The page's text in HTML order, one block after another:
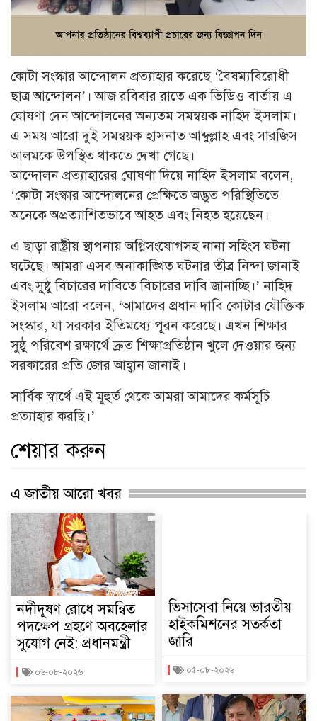
কোটা সংস্কার আন্দোলন প্রত্যাহার করেছে ‘বৈষম্যবিরোধী
ছাত্র আন্দোলন’। আজ রবিবার রাতে এক ভিডিও বার্তায় এ
ঘোষণা দেন আন্দোলনের অন্যতম সমন্বয়ক নাহিদ ইসলাম।
এ সময় আরো দুই সমন্বয়ক হাসনাত আব্দুল্লাহ এবং সারজিস
আলমকে উপস্থিত থাকতে দেখা গেছে।
আন্দোলন প্রত্যাহারের ঘোষণা দিয়ে নাহিদ ইসলাম বলেন,
‘কোটা সংস্কার আন্দোলনের প্রেক্ষিতে অদ্ভুত পরিস্থিতিতে
অনেকে অপ্রত্যাশিতভাবে আহত এবং নিহত হয়েছেন।
এ ছাড়া রাষ্ট্রীয় স্থাপনায় অগ্নিসংযোগসহ নানা সহিংস ঘটনা
ঘটেছে। আমরা এসব অনাকাঙ্খিত ঘটনার তীব্র নিন্দা জানাই
এবং সুষ্ঠু বিচারের দাবিতে বিচারের দাবি জানাচ্ছি।’ নাহিদ
ইসলাম আরো বলেন, ‘আমাদের প্রধান দাবি কোটার যৌক্তিক
সংস্কার, যা সরকার ইতিমধ্যে পূরন করেছে। এখন শিক্ষার
সুষ্ঠু পরিবেশ রক্ষার্থে দ্রুত শিক্ষাপ্রতিষ্ঠান খুলে দেওয়ার জন্য
সরকারের প্রতি জোর আহ্বান জানাই।
সার্বিক স্বার্থে এই মূহুর্ত থেকে আমরা আমাদের কর্মসূচি
প্রত্যাহার করছি।’
শেয়ার করুন
এ জাতীয় আরো খবর
নদীদূষণ রোধে সমন্বিত
পদক্ষেপ গ্রহণে অবহেলার
সুযোগ নেই: প্রধানমন্ত্রী
০৬-০৮-২০২৬
ভিসাসেবা নিয়ে ভারতীয়
হাইকমিশনের সতর্কতা
জারি
০৫-০৮-২০২৬